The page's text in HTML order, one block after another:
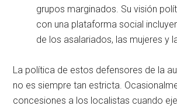
grupos marginados. Su visión
con una plataforma social
de los asalariados, las mujeres y
La política de estos defensores de la
no es siempre tan estricta.
concesiones a los localistas cuando